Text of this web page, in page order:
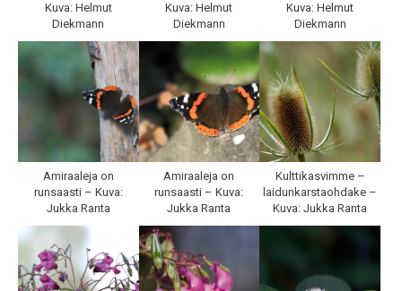
Kuva: Helmut
Diekmann
Kuva: Helmut
Diekmann
Kuva: Helmut
Diekmann
Amiraaleja on
runsaasti – Kuva:
Jukka Ranta
Amiraaleja on
runsaasti – Kuva:
Jukka Ranta
Kulttikasvimme –
laidunkarstaohdake –
Kuva: Jukka Ranta